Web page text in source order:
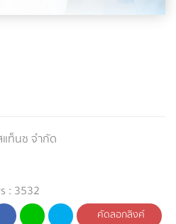
ท็นซ จำกัด
: 3532
คัดลอกลิงค์